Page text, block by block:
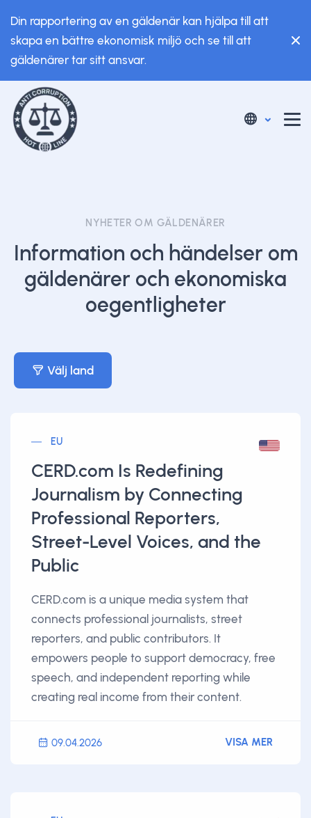
Din rapportering av en gäldenär kan hjälpa till att
skapa en bättre ekonomisk miljö och se till att
gäldenärer tar sitt ansvar.
NYHETER OM GÄLDENÄRER
Information och händelser om
gäldenärer och ekonomiska
oegentligheter
Välj land
EU
CERD.com Is Redefining
Journalism by Connecting
Professional Reporters,
Street-Level Voices, and the
Public
CERD.com is a unique media system that
connects professional journalists, street
reporters, and public contributors. It
empowers people to support democracy, free
speech, and independent reporting while
creating real income from their content.
09.04.2026 VISA MER